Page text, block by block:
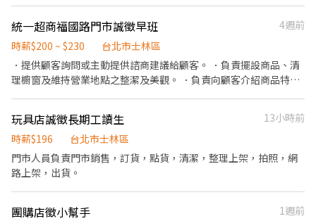
北路七段 士林延平 - 智取店▸台北市士林區延平北路五段 士林承德 -
智取店▸台北市士林區承德路四段80巷 士林格致 - 智取店▸台北市士
林區格致路 北投大業 - 智取店▸台北市北投區大業路 北投北藝 - 智取
店▸台北市北投區中央北路四段 北投吉利 - 智取店▸台北市北投區吉
利街58巷 北投明德 - 智取店▸台北市北投區明德路 北投清江 - 智取
店▸台北市北投區清江路 北投義理 - 智取店▸台北市北投區義理街 北
投實踐 - 智取店▸台北市北投區實踐街 🚨🚨門市缺額每日會有變動，
主要缺額以面試當天為準😊
▁▁▁▁▁▁▁▁▁▁▁▁▁▁▁▁▁▁▁ 🚨預約面試♡快速安排
👉https://lin.ee/OUI2Tm1 ♡截圖職缺文♡私訊留下 ⌜姓名✚電話
✚地區⌟♡ 📞諮詢電話：0908-925-796📲𝐊𝐞𝐥𝐥𝐲📞 ▸電話未接請加
𝐋𝐈𝐍𝐄並留言，訊息必回覆◂ ⭕️免費諮詢⭕️安心上工┃❌求職免收費
❌絕無詐騙
【210起】，每月額外另享月獎金！ ●高於連鎖界的時薪 ●促進成
長的教育訓練 ●舒適的就業環境 ●豐厚的各類獎金，兼職也享三節
●透明的升遷制度，轉正年資可累計 【工作內容】 （1）門市產品
銷售、顧客服務 （2）專業衛教諮詢、學習醫療相關知識 （3）醫療
統一超商福國路門市誠徵早班
4週前
時薪$200 ~ $230
台北市士林區
．提供顧客詢問或主動提供諮商建議給顧客。 ．負責擺設商品、清
理櫥窗及維持營業地點之整潔及美觀。 ．負責向顧客介紹商品特
束營業前，統計銷售情形、盤點貨品存量及撰寫當日業務報表。
玩具店誠徵長期工讀生
13小時前
時薪$196
台北市士林區
門市人員負責門市銷售，訂貨，點貨，清潔，整理上架，拍照，網
路上架，出貨。
團購店徵小幫手
1週前